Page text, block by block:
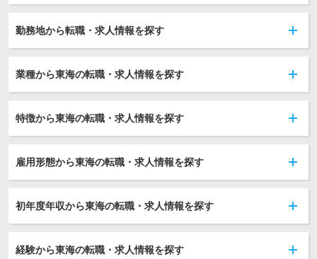
勤務地から転職・求人情報を探す
業種から東海の転職・求人情報を探す
特徴から東海の転職・求人情報を探す
雇用形態から東海の転職・求人情報を探す
初年度年収から東海の転職・求人情報を探す
経験から東海の転職・求人情報を探す